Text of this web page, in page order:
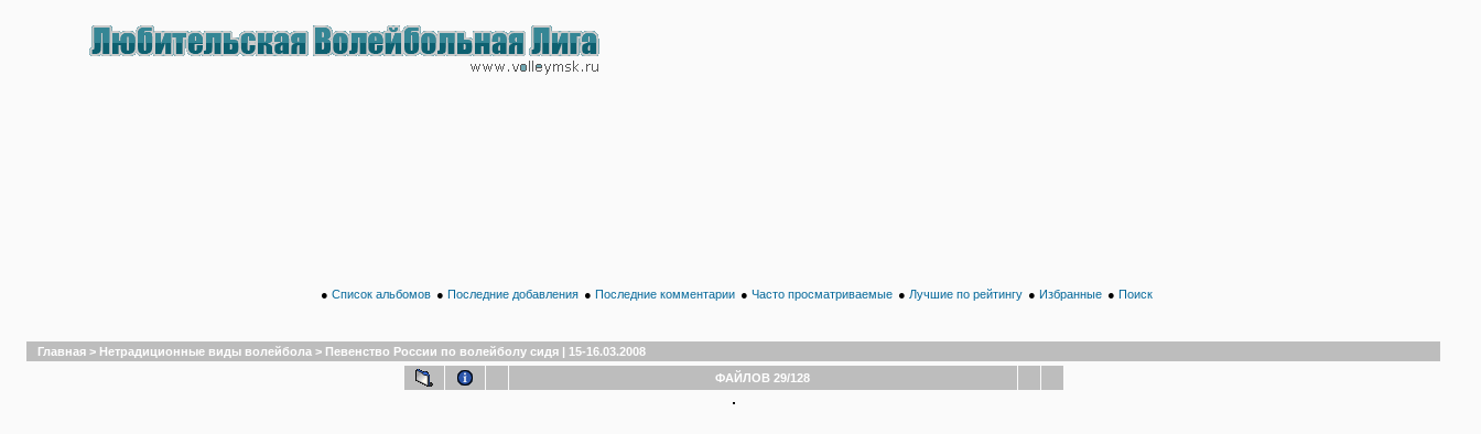
● Список альбомов ● Последние добавления ● Последние комментарии ● Часто просматриваемые ● Лучшие по рейтингу ● Избранные ● Поиск
Главная > Нетрадиционные виды волейбола > Певенство России по волейболу сидя | 15-16.03.2008
ФАЙЛОВ 29/128